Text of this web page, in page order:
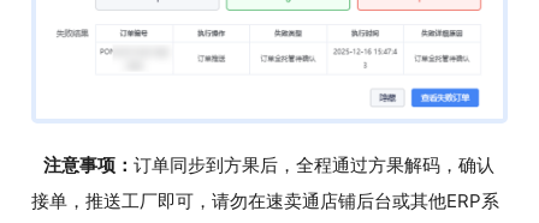
注意事项： 订单同步到方果后，全程通过方果解码，确认
接单，推送工厂即可，请勿在速卖通店铺后台或其他ERP系